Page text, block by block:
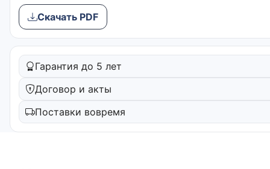
Скачать PDF
Гарантия до 5 лет
Договор и акты
Поставки вовремя